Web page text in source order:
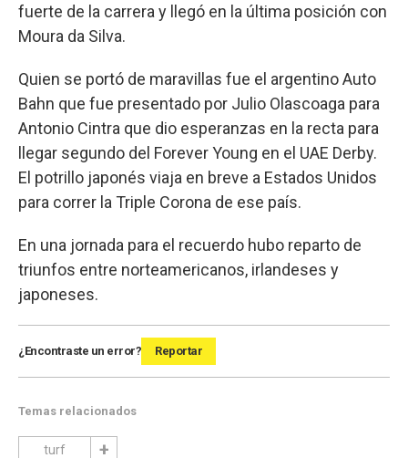
fuerte de la carrera y llegó en la última posición con
Moura da Silva.
Quien se portó de maravillas fue el argentino Auto
Bahn que fue presentado por Julio Olascoaga para
Antonio Cintra que dio esperanzas en la recta para
llegar segundo del Forever Young en el UAE Derby.
El potrillo japonés viaja en breve a Estados Unidos
para correr la Triple Corona de ese país.
En una jornada para el recuerdo hubo reparto de
triunfos entre norteamericanos, irlandeses y
japoneses.
¿Encontraste un error? Reportar
Temas relacionados
turf